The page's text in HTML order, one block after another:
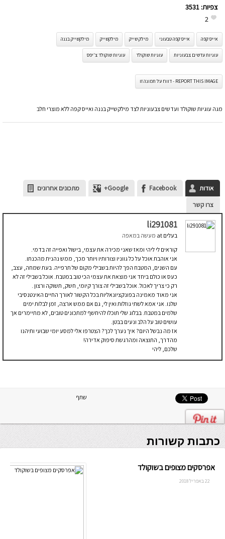
צפיות: 3531
2
אייס קפה אייס קפה טבעוני מילק שייק מילקשייק מילקשייק בננה
עוגיות עדשים צבעוניות עוגיות שוקולד עוגיות שוקולד צ'יפס
REPORT THIS IMAGE - דווח על תמונה זו
מגה עוגיות שוקולד ועדשים צבעוניות לצד מילקשייק בננה ואייס קפה ללא מוצרי חלב
אודות Facebook
Google+
מתכונים אחרונים
צרו קשר
li291081
בעלים
מעשה במאפה
קוראים לי ליהי ומאז שאני מכירה את עצמי, בישול ואפייה זה בדמי.
אני אוהבת אוכל על כל גווניו וצורותיו ויותר מכך, ממש נהנית מהכנתו.
עם השנים, המטבח הפך להיות בשבילי מקום של תרפייה. בעת שמחה, עצב,
כעס או כולם ביחד אני מוצאת את עצמי הכי טוב במטבח. אוכל בשבילי זה לא
רק כי צריך לאכול. אוכל בשבילי זה צורך קיומי, חשק, תשוקה ורצון .
אני מאוד מאמינה בפונקציונאליות בכל הקשור לאורך החיים האינטנסיבי
שלנו. אני אמא לשתי גוזלות ואין לי, גם אם ממש ארצה, זמן לבלות ימים
שלמים במטבח. בבלוג שלי תוכלו להיחשף למתכונים טובים, לא מתיימרים אך
עושים טוב על הלב ונעים בבטן.
אז מה נבשל היום? איך נערך לכך? הצטרפו אלי למסע יומי שבועי ותיהנו
מהדרך, התוצאה ומהרגשת סיפוק אדירה!
שלכם, ליהי
שתף
כתבות קשורות
אפרסקים מצופים בשוקולד
22 באפריל 2018